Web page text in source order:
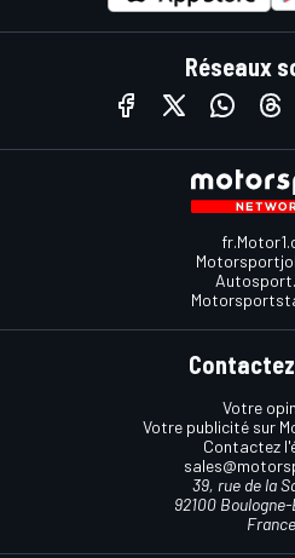
Réseaux
Votre
Votre publicité sur
Contactez
39, rue de la
92100
France